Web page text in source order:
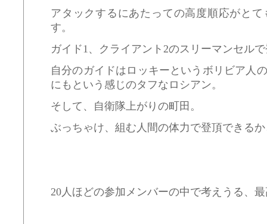
アタックするにあたっての高度順応がと
す。
ガイド1、クライアント2のスリーマンセル
自分のガイドはロッキーというボリビア人
にもという感じのタフなロシアン。
そして、自衛隊上がりの町田。
ぶっちゃけ、組む人間の体力で登頂できる
20人ほどの参加メンバーの中で考えうる、